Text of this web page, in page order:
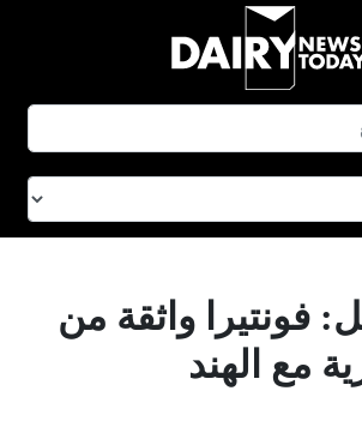
فونتيرا واثقة من
مع الهند